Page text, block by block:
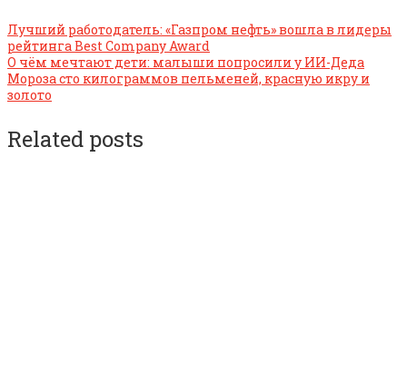
Лучший работодатель: «Газпром нефть» вошла в лидеры
рейтинга Best Company Award
О чём мечтают дети: малыши попросили у ИИ-Деда
Мороза сто килограммов пельменей, красную икру и
золото
Related posts